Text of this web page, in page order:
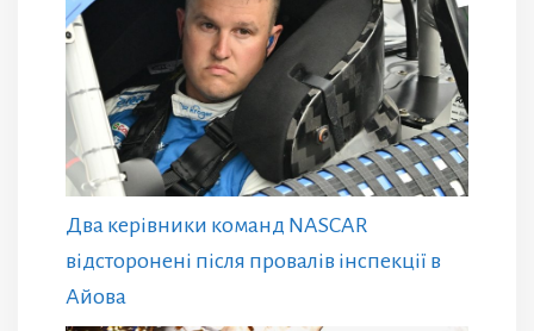
Два керівники команд NASCAR
відсторонені після провалів інспекції в
Айова